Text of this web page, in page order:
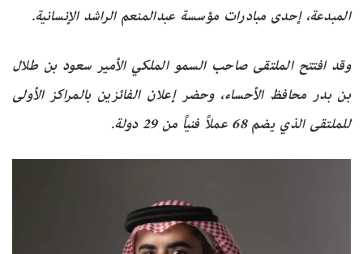
المبدعة، إحدى مبادرات مؤسسة عبدالمنعم الراشد الإنسانية.
وقد افتتح الملتقى صاحب السمو الملكي الأمير سعود بن طلال
بن بدر محافظ الأحساء، وحضر إعلان الفائزين بالمراكز الأولى
للملتقى الذي يضم 68 عملاً فنياً من 29 دولة.